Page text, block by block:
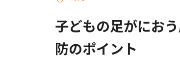
子どもの足がにお
防のポイント